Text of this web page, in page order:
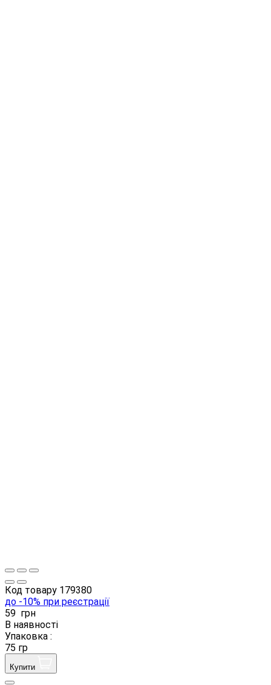
Код товару 179380
до -10% при реєстрації
59 грн
В наявності
Упаковка :
75 гр
Купити